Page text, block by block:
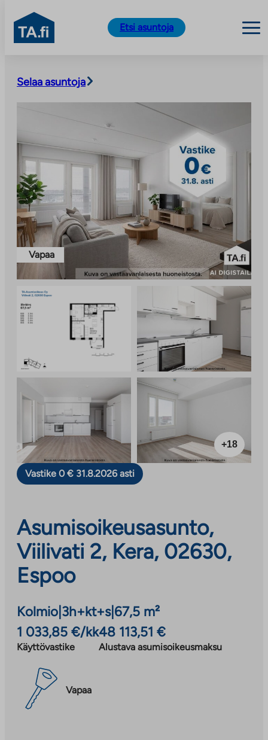
sisältöön
TA.fi
Etsi asuntoja
Selaa asuntoja
Vapaa
+18
Vastike 0 € 31.8.2026 asti
Asumisoikeusasunto,
Viilivati 2, Kera, 02630,
Espoo
Kolmio 3h+kt+s| 67,5 m²
1 033,85 €/kk
Käyttövastike
48 113,51 €
Alustava asumisoikeusmaksu
Vapaa